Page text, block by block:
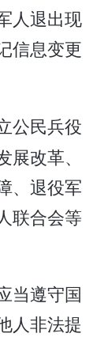
人退出现
信息变更
公民兵役
改革、
、退役军
联合会等
当遵守国
人非法提